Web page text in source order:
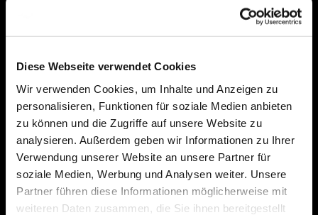
Diese Webseite verwendet Cookies
Wir verwenden Cookies, um Inhalte und Anzeigen zu
personalisieren, Funktionen für soziale Medien anbieten
zu können und die Zugriffe auf unsere Website zu
analysieren. Außerdem geben wir Informationen zu Ihrer
Verwendung unserer Website an unsere Partner für
soziale Medien, Werbung und Analysen weiter. Unsere
Partner führen diese Informationen möglicherweise mit
weiteren Daten zusammen, die Sie ihnen bereitgestellt